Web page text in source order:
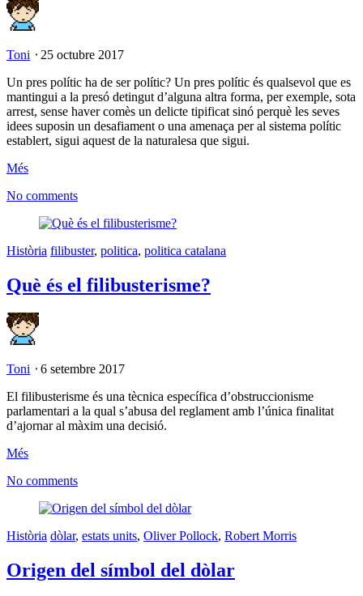
Toni ⋅ 25 octubre 2017
Un pres polític ha de ser polític? Un pres polític és qualsevol que es
mantingui a la presó detingut d’alguna altra forma, per exemple, sota
arrest, sense haver comès un delicte tipificat sinó perquè les seves
idees suposin un desafiament o una amenaça per al sistema polític
establert, sigui aquest de la naturalesa que sigui.
Més
No comments
Història filibuster, politica, politica catalana
Què és el filibusterisme?
Toni ⋅ 6 setembre 2017
El filibusterisme és una tècnica específica d’obstruccionisme
parlamentari a la qual s’abusa del reglament amb l’única finalitat
d’ajornar al màxim una decisió.
Més
No comments
Història dòlar, estats units, Oliver Pollock, Robert Morris
Origen del símbol del dòlar